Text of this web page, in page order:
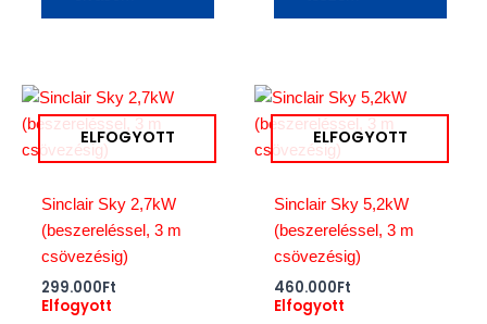
ELFOGYOTT
Sinclair Sky 2,7kW
(beszereléssel, 3 m
csövezésig)
299.000Ft
Elfogyott
ELFOGYOTT
Sinclair Sky 5,2kW
(beszereléssel, 3 m
csövezésig)
460.000Ft
Elfogyott